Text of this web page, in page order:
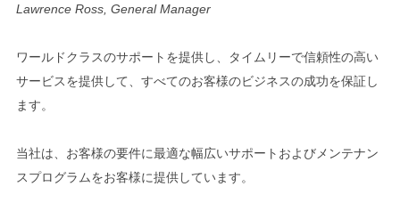
Lawrence Ross, General Manager
ワールドクラスのサポートを提供し、タイムリーで信頼性の高い
サービスを提供して、すべてのお客様のビジネスの成功を保証し
ます。
当社は、お客様の要件に最適な幅広いサポートおよびメンテナン
スプログラムをお客様に提供しています。